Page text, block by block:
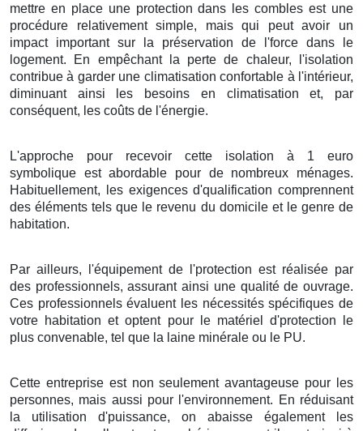
mettre en placeune protection dans lescombles est une
procédure relativementsimple, mais qui peut avoir un
impact
importantsur la préservation de l'force dans le
logement. En empêchantla perte de chaleur, l'isolation
contribue à garderune climatisation confortable à l'intérieur,
diminuantainsi les besoins en climatisation et, par
conséquent, les coûts de l'énergie.
L'approche pour recevoir cette isolation à 1
euro
symbolique estabordable pour de nombreux ménages.
Habituellement, les exigencesd'qualification comprennent
deséléments tels que le revenu du domicileet le genrede
habitation.
Par ailleurs, l'équipementde l'protection est réalisée par
des professionnels, assurant ainsi une qualitédeouvrage.
Ces professionnelsévaluent les nécessitésspécifiques de
votre habitation etoptent pourle matériel d'protection le
plus convenable, tel que la laine minérale ou le PU.
Cette entrepriseest non seulementavantageuse pour les
personnes, mais aussi pour l'environnement. En réduisant
la utilisation d'puissance, on abaisse également les